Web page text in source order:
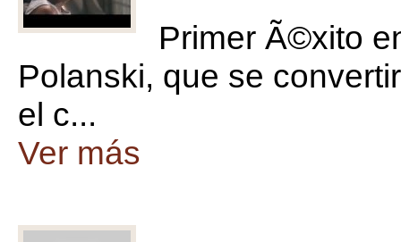
Primer Ã©xito
Polanski, que se
el c...
Ver más